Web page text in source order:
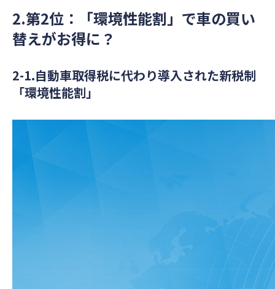
2.第2位：「環境性能割」で車の買い
替えがお得に？
2-1.自動車取得税に代わり導入された新税制
「環境性能割」